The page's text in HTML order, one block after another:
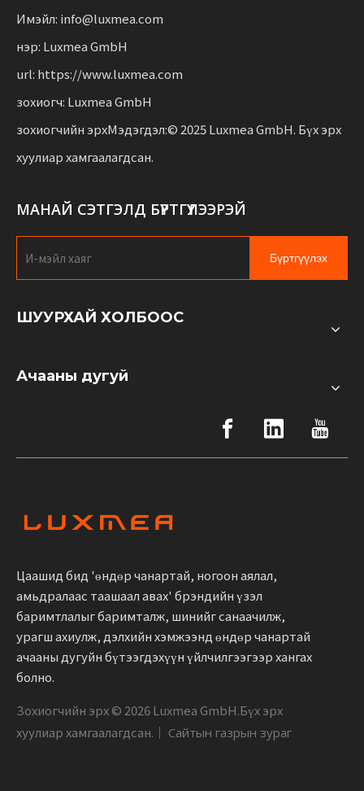
Имэйл: info@luxmea.com
нэр: Luxmea GmbH
url: https://www.luxmea.com
зохиогч: Luxmea GmbH
зохиогчийн эрхМэдэгдэл:© 2025 Luxmea GmbH. Бүх эрх
хуулиар хамгаалагдсан.
МАНАЙ СЭТГЭЛД БҮРТГҮҮЛЭЭРЭЙ
Бүртгүүлэх
ШУУРХАЙ ХОЛБООС
Ачааны дугуй
Цаашид бид 'өндөр чанартай, ногоон аялал,
амьдралаас таашаал авах' брэндийн үзэл
баримтлалыг баримталж, шинийг санаачилж,
урагш ахиулж, дэлхийн хэмжээнд өндөр чанартай
ачааны дугуйн бүтээгдэхүүн үйлчилгээгээр хангах
болно.
Зохиогчийн эрх © 2026Luxmea GmbH.Бүх эрх
хуулиар хамгаалагдсан.｜ Сайтын газрын зураг